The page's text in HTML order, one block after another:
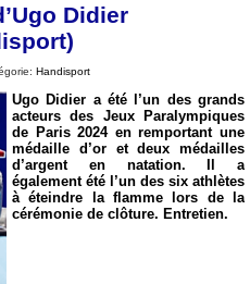
Didier
Handisport
Ugo Didier a été l’un des grands
acteurs des Jeux Paralympiques
de Paris 2024 en remportant une
médaille d’or et deux médailles
d’argent en natation. Il a
également été l’un des six athlètes
à éteindre la flamme lors de la
cérémonie de clôture. Entretien.